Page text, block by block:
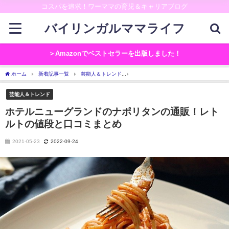
コスパを追求！ワーママの育児＆キャリアブログ
バイリンガルママライフ
＞Amazonでベストセラーを出版しました！
ホーム 新着記事一覧 芸能人＆トレンド
芸能人＆トレンド
ホテルニューグランドのナポリタンの通販！レト
ルトの値段と口コミまとめ
2021-05-23 2022-09-24